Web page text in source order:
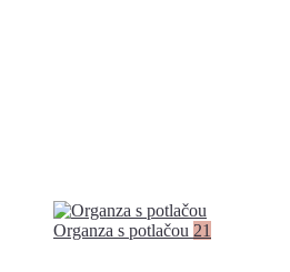
Organza s potlačou 21